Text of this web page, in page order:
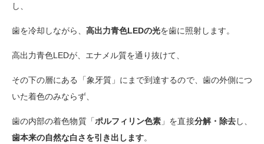
し、
歯を冷却しながら、 高出力青色LEDの光を歯に照射します。
高出力青色LEDが、エナメル質を通り抜けて、
その下の層にある「象牙質」にまで到達するので、歯の外側につ
いた着色のみならず、
歯の内部の着色物質「ポルフィリン色素 」を直接分解・除去し、
歯本来の自然な白さを引き出します。